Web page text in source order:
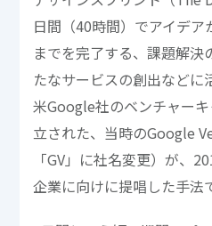
日間（40時間）でアイデ
までを完了する、課題解決
たなサービスの創出などに
米Google社のベンチャー
立された、当時のGoogle
「GV」に社名変更）が、
企業に向けに提唱した手法